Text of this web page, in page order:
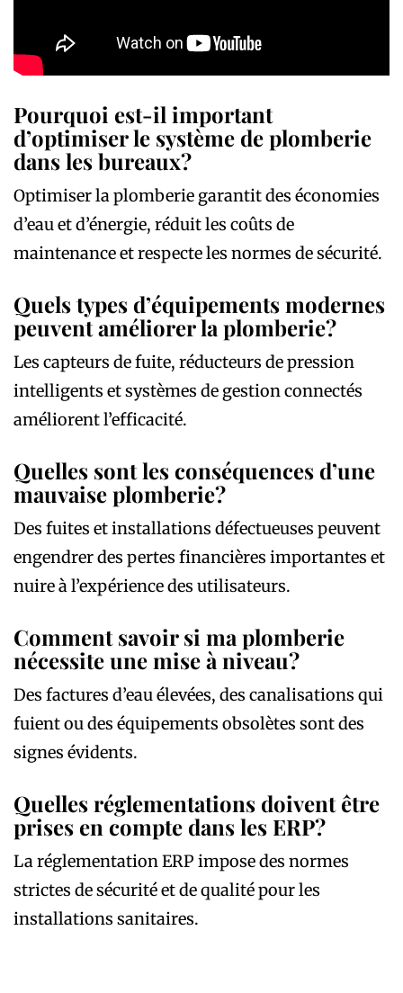
Pourquoi est-il important
d’optimiser le système de plomberie
dans les bureaux?
Optimiser la plomberie garantit des économies
d’eau et d’énergie, réduit les coûts de
maintenance et respecte les normes de sécurité.
Quels types d’équipements modernes
peuvent améliorer la plomberie?
Les capteurs de fuite, réducteurs de pression
intelligents et systèmes de gestion connectés
améliorent l’efficacité.
Quelles sont les conséquences d’une
mauvaise plomberie?
Des fuites et installations défectueuses peuvent
engendrer des pertes financières importantes et
nuire à l’expérience des utilisateurs.
Comment savoir si ma plomberie
nécessite une mise à niveau?
Des factures d’eau élevées, des canalisations qui
fuient ou des équipements obsolètes sont des
signes évidents.
Quelles réglementations doivent être
prises en compte dans les ERP?
La réglementation ERP impose des normes
strictes de sécurité et de qualité pour les
installations sanitaires.